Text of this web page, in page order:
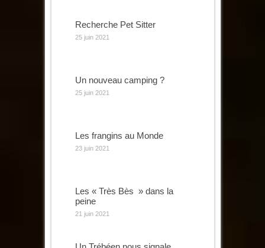
Recherche Pet Sitter
25 juin 2021
Un nouveau camping ?
25 juin 2021
Les frangins au Monde
23 juin 2021
Les « Très Bès » dans la
peine
21 juin 2021